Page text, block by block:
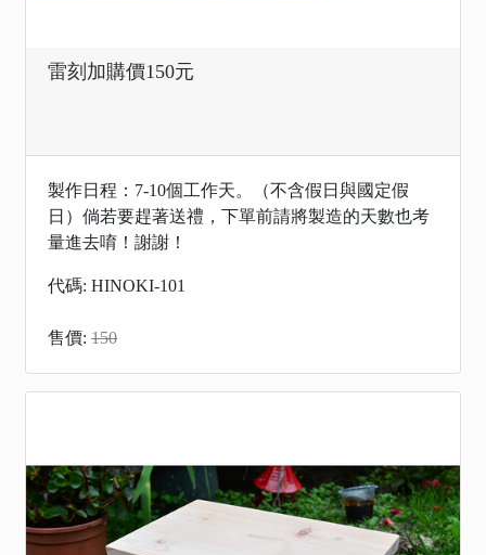
雷刻加購價150元
製作日程：7-10個工作天。（不含假日與國定假
日）倘若要趕著送禮，下單前請將製造的天數也考
量進去唷！謝謝！
代碼: HINOKI-101
售價: 150